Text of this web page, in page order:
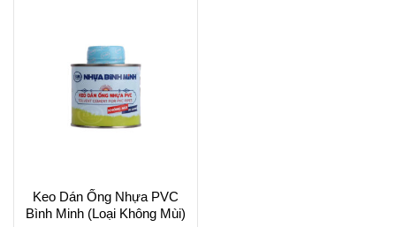
Keo Dán Ống Nhựa PVC
Bình Minh (Loại Không Mùi)